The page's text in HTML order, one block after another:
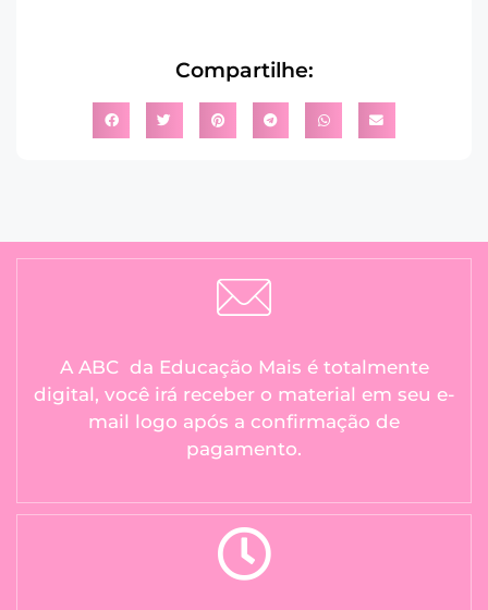
Compartilhe:
A ABC da Educação Mais é totalmente
digital, você irá receber o material em seu e-
mail logo após a confirmação de
pagamento.